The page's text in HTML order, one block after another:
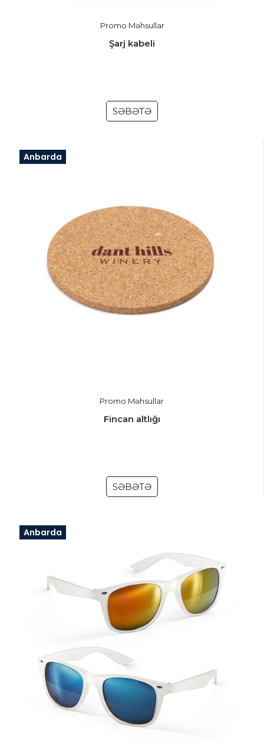
Promo Məhsullar
Şarj kabeli
SƏBƏTƏ
Anbarda
Promo Məhsullar
Fincan altlığı
SƏBƏTƏ
Anbarda